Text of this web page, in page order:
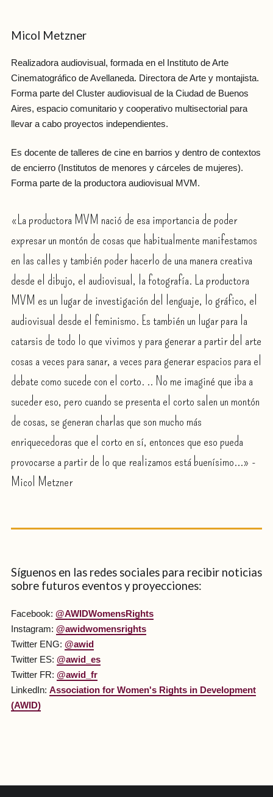
Micol Metzner
Realizadora audiovisual, formada en el Instituto de Arte
Cinematográfico de Avellaneda. Directora de Arte y montajista.
Forma parte del Cluster audiovisual de la Ciudad de Buenos
Aires, espacio comunitario y cooperativo multisectorial para
llevar a cabo proyectos independientes.
Es docente de talleres de cine en barrios y dentro de contextos
de encierro (Institutos de menores y cárceles de mujeres).
Forma parte de la productora audiovisual MVM.
«La productora MVM nació de esa importancia de poder
expresar un montón de cosas que habitualmente manifestamos
en las calles y también poder hacerlo de una manera creativa
desde el dibujo, el audiovisual, la fotografía. La productora
MVM es un lugar de investigación del lenguaje, lo gráfico, el
audiovisual desde el feminismo. Es también un lugar para la
catarsis de todo lo que vivimos y para generar a partir del arte
cosas a veces para sanar, a veces para generar espacios para el
debate como sucede con el corto. .. No me imaginé que iba a
suceder eso, pero cuando se presenta el corto salen un montón
de cosas, se generan charlas que son mucho más
enriquecedoras que el corto en sí, entonces que eso pueda
provocarse a partir de lo que realizamos está buenísimo...» -
Micol Metzner
Síguenos en las redes sociales para recibir noticias
sobre futuros eventos y proyecciones:
Facebook: @AWIDWomensRights
Instagram: @awidwomensrights
Twitter ENG: @awid
Twitter ES: @awid_es
Twitter FR: @awid_fr
LinkedIn: Association for Women's Rights in Development
(AWID)